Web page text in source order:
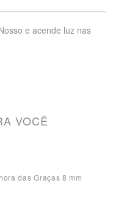
e acende luz nas
VOCÊ
das Graças 8 mm